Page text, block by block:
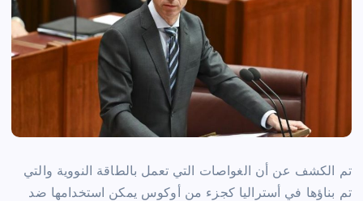
تم الكشف عن أن الغواصات التي تعمل بالطاقة النووية والتي
تم بناؤها في أستراليا كجزء من أوكوس يمكن استخدامها ضد